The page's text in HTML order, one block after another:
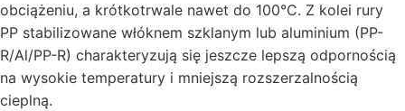
obciążeniu, a krótkotrwale nawet do 100°C. Z kolei rury
PP stabilizowane włóknem szklanym lub aluminium (PP-
R/Al/PP-R) charakteryzują się jeszcze lepszą odpornością
na wysokie temperatury i mniejszą rozszerzalnością
cieplną.